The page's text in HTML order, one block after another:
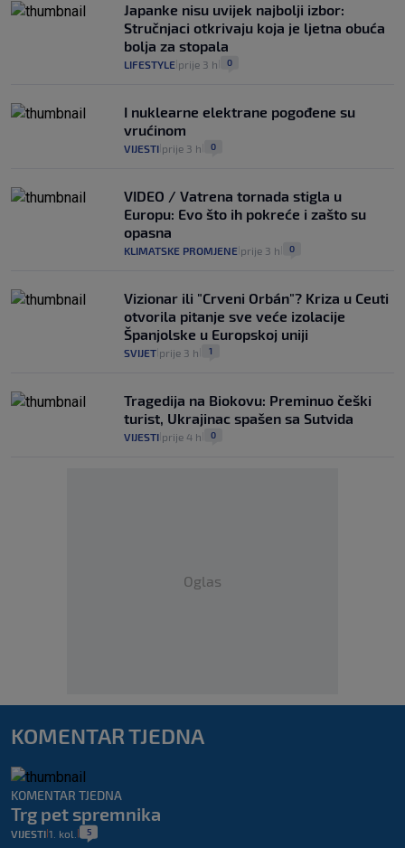
Japanke nisu uvijek najbolji izbor:
Stručnjaci otkrivaju koja je ljetna obuća
bolja za stopala
LIFESTYLE prije 3 h 0
I nuklearne elektrane pogođene su
vrućinom
VIJESTI prije 3 h 0
VIDEO / Vatrena tornada stigla u
Europu: Evo što ih pokreće i zašto su
opasna
KLIMATSKE PROMJENE prije 3 h 0
Vizionar ili "Crveni Orbán"? Kriza u Ceuti
otvorila pitanje sve veće izolacije
Španjolske u Europskoj uniji
SVIJET prije 3 h 1
Tragedija na Biokovu: Preminuo češki
turist, Ukrajinac spašen sa Sutvida
VIJESTI prije 4 h 0
Oglas
KOMENTAR TJEDNA
KOMENTAR TJEDNA
Trg pet spremnika
VIJESTI 1. kol. 5